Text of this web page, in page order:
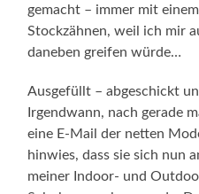
gemacht – immer mit
Stockzähnen, weil ich mir
daneben greifen würde…
Ausgefüllt – abgeschickt
Irgendwann, nach gerade
eine E-Mail der netten
hinwies, dass sie sich nun
meiner Indoor- und